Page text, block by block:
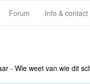
Forum Info & contact
- Wie weet van wie dit